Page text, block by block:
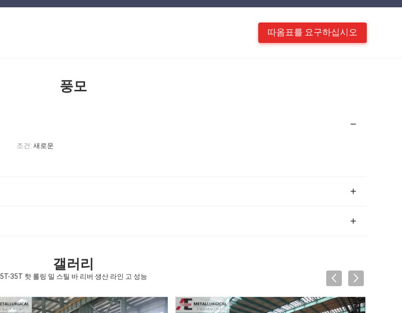
따옴표를 요구하십시오
풍모
조건: 새로운
갤러리
5T-35T 핫 롤링 밀 스틸 바 리버 생산 라인 고 성능